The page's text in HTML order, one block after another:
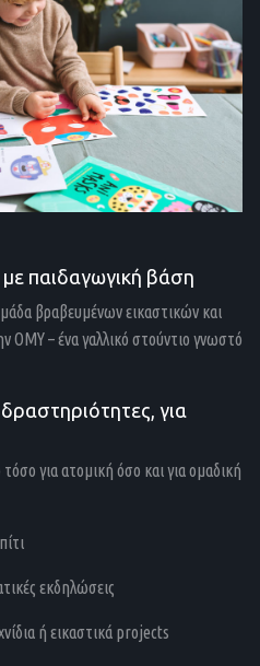
παιδαγωγική βάση
βραβευμένων εικαστικών και
OMY – ένα γαλλικό στούντιο γνωστό
δραστηριότητες, για
τόσο για ατομική όσο και για ομαδική
εκδηλώσεις
ή εικαστικά projects